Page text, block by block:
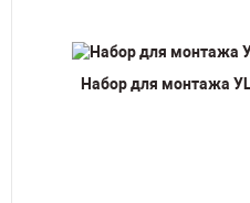
Набор для монтажа